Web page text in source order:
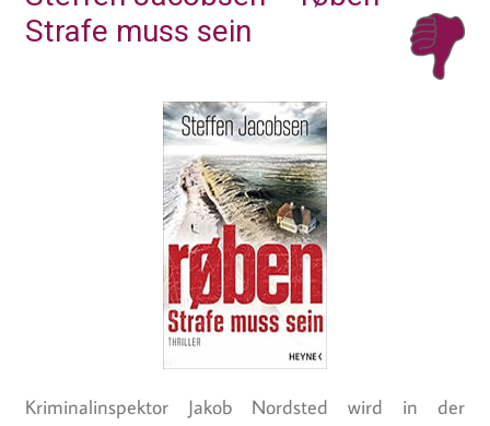
Strafe muss sein
Kriminalinspektor Jakob Nordsted wird in der